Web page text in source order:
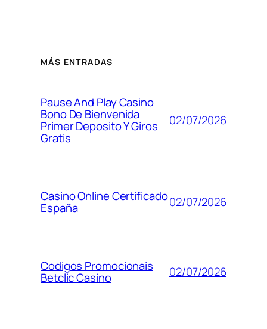
MÁS ENTRADAS
Pause And Play Casino
Bono De Bienvenida
Primer Deposito Y Giros
Gratis
02/07/2026
Casino Online Certificado
España 02/07/2026
Codigos Promocionais
Betclic Casino 02/07/2026